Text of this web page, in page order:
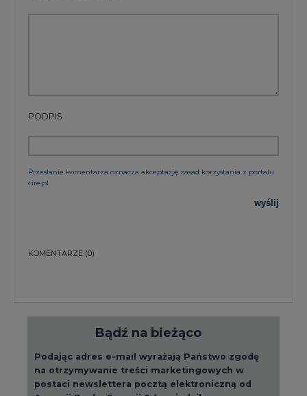
PODPIS
Przesłanie komentarza oznacza akceptację zasad korzystania z portalu
cire.pl
wyślij
KOMENTARZE (0)
Bądź na bieżąco
Podając adres e-mail wyrażają Państwo zgodę
na otrzymywanie treści marketingowych w
postaci newslettera pocztą elektroniczną od